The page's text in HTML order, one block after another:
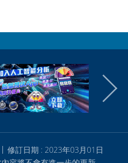
修訂日期 : 2023年03月01日